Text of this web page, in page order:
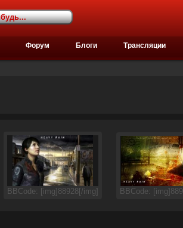
Форум Блоги Трансляции
BBCode: [img]88928[/img] BBCode: